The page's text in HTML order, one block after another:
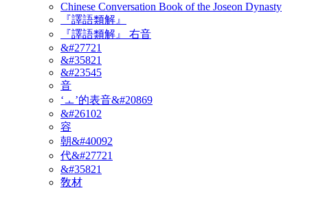
Chinese Conversation Book of the Joseon Dynasty
『譯語類解』
『譯語類解』 右音
&#27721
&#35821
&#23545
音
‘ㅗ’的表音&#20869
&#26102
容
朝&#40092
代&#27721
&#35821
敎材